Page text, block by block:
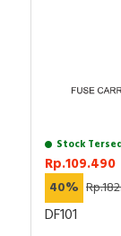
U-Winfly,
Mennekes,
Bradley,
PM,
Alpha, Selis,
Veloce dan
Anda dapat
karena semua
asli, bergaransi
keaslian
dan informasi
Stock
Rp.109.490
40%
DF101